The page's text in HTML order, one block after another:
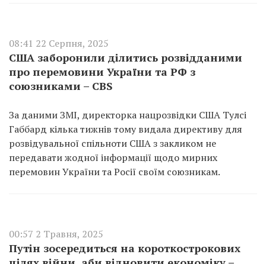
08:41 22 Серпня, 2025
США заборонили ділитись розвідданими
про перемовини України та РФ з
союзниками – CBS
За даними ЗМІ, директорка нацрозвідки США Тулсі
Габбард кілька тижнів тому видала директиву для
розвідувальної спільноти США з закликом не
передавати жодної інформації щодо мирних
перемовин України та Росії своїм союзникам.
00:57 2 Травня, 2025
Путін зосередиться на короткострокових